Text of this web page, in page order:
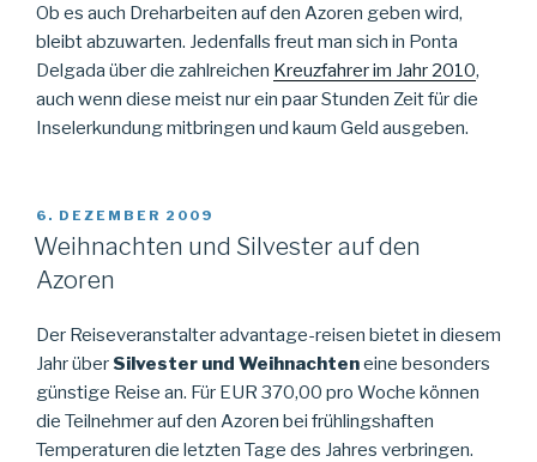
Ob es auch Dreharbeiten auf den Azoren geben wird,
bleibt abzuwarten. Jedenfalls freut man sich in Ponta
Delgada über die zahlreichen Kreuzfahrer im Jahr 2010,
auch wenn diese meist nur ein paar Stunden Zeit für die
Inselerkundung mitbringen und kaum Geld ausgeben.
VERÖFFENTLICHT
AM
6. DEZEMBER 2009
Weihnachten und Silvester auf den
Azoren
Der Reiseveranstalter advantage-reisen bietet in diesem
Jahr über Silvester und Weihnachteneine besonders
günstige Reise an. Für EUR 370,00 pro Woche können
die Teilnehmer auf den Azoren bei frühlingshaften
Temperaturen die letzten Tage des Jahres verbringen.